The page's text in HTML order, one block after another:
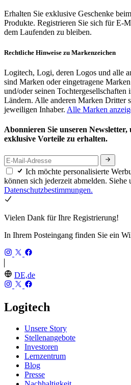
Erhalten Sie exklusive Geschenke
Produkte. Registrieren Sie sich für E-
dem Laufenden zu bleiben.
Rechtliche Hinweise zu Markenzeichen
Logitech, Logi, deren Logos und alle
sind Marken oder eingetragene
und/oder seinen Tochtergesellschaften
Ländern. Alle anderen Marken Dritter
jeweiligen Inhaber. Alle Marken
Abonnieren Sie unseren
exklusive Vorteile zu erhalten.
Ich möchte personalisierte
können sich jederzeit abmelden. Siehe
Datenschutzbestimmungen.
Vielen Dank für Ihre Registrierung!
In Ihrem Posteingang finden Sie ein
DE,de
Logitech
Unsere Story
Stellenangebote
Investoren
Lernzentrum
Blog
Presse